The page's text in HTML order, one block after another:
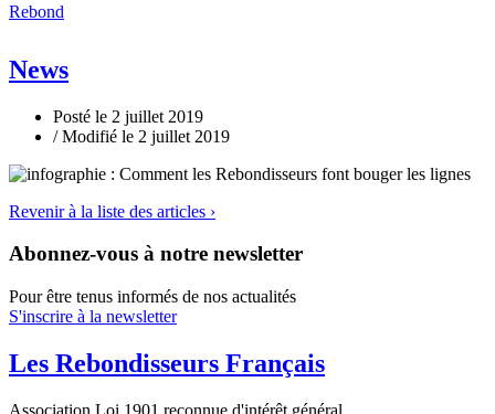
Rebond
News
Posté le 2 juillet 2019
/ Modifié le 2 juillet 2019
Revenir à la liste des articles ›
Abonnez-vous à notre newsletter
Pour être tenus informés de nos actualités
S'inscrire à la newsletter
Les Rebondisseurs Français
Association Loi 1901 reconnue d'intérêt général